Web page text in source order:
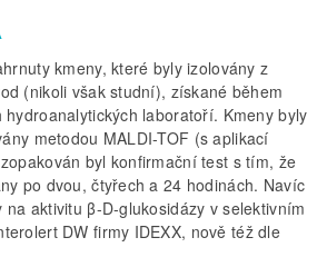
kmeny, které byly izolovány z
(nikoli však studní), získané během
laboratoří. Kmeny byly
metodou MALDI-TOF (s aplikací
byl konfirmační test s tím, že
po dvou, čtyřech a 24 hodinách. Navíc
na aktivitu β-D-glukosidázy v selektivním
DW firmy IDEXX, nově též dle